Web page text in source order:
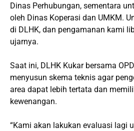
Dinas Perhubungan, sementara
oleh Dinas Koperasi dan UMKM.
di DLHK, dan pengamanan kami
ujarnya.
Saat ini, DLHK Kukar bersama
menyusun skema teknis agar
area dapat lebih tertata dan
kewenangan.
“Kami akan lakukan evaluasi lagi